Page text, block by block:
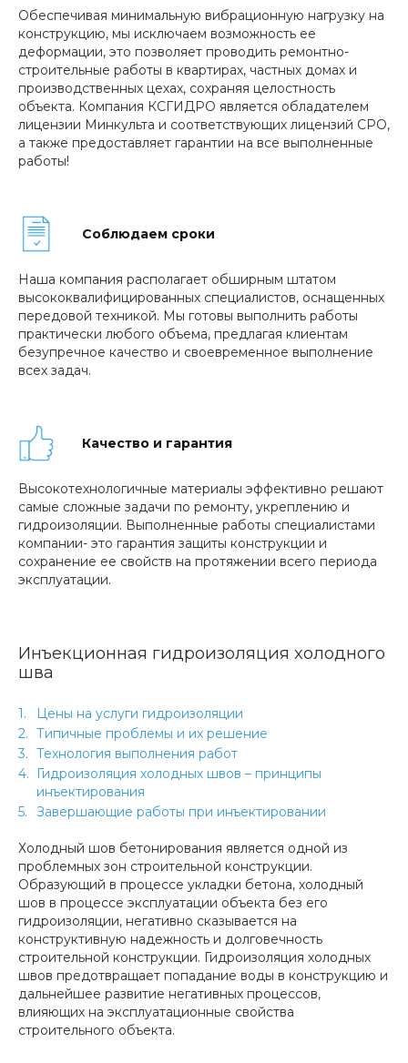
Обеспечивая минимальную вибрационную нагрузку на
конструкцию, мы исключаем возможность ее
деформации, это позволяет проводить ремонтно-
строительные работы в квартирах, частных домах и
производственных цехах, сохраняя целостность
объекта. Компания КСГИДРО является обладателем
лицензии Минкульта и соответствующих лицензий СРО,
а также предоставляет гарантии на все выполненные
работы!
Соблюдаем сроки
Наша компания располагает обширным штатом
высококвалифицированных специалистов, оснащенных
передовой техникой. Мы готовы выполнить работы
практически любого объема, предлагая клиентам
безупречное качество и своевременное выполнение
всех задач.
Качество и гарантия
Высокотехнологичные материалы эффективно решают
самые сложные задачи по ремонту, укреплению и
гидроизоляции. Выполненные работы специалистами
компании- это гарантия защиты конструкции и
сохранение ее свойств на протяжении всего периода
эксплуатации.
Инъекционная гидроизоляция холодного
шва
Цены на услуги гидроизоляции
Типичные проблемы и их решение
Технология выполнения работ
Гидроизоляция холодных швов – принципы
инъектирования
Завершающие работы при инъектировании
Холодный шов бетонирования является одной из
проблемных зон строительной конструкции.
Образующий в процессе укладки бетона, холодный
шов в процессе эксплуатации объекта без его
гидроизоляции, негативно сказывается на
конструктивную надежность и долговечность
строительной конструкции. Гидроизоляция холодных
швов предотвращает попадание воды в конструкцию и
дальнейшее развитие негативных процессов,
влияющих на эксплуатационные свойства
строительного объекта.